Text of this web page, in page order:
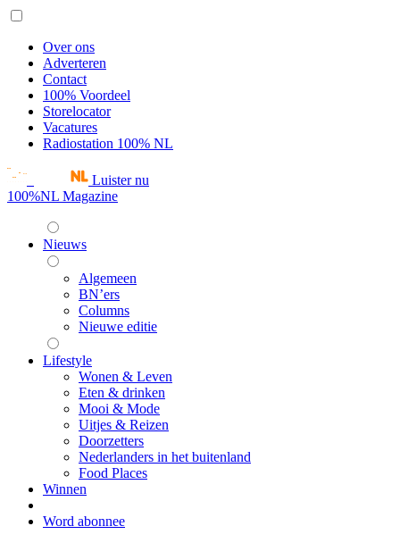
Over ons
Adverteren
Contact
100% Voordeel
Storelocator
Vacatures
Radiostation 100% NL
Luister nu
100%NL Magazine
Nieuws
Algemeen
BN’ers
Columns
Nieuwe editie
Lifestyle
Wonen & Leven
Eten & drinken
Mooi & Mode
Uitjes & Reizen
Doorzetters
Nederlanders in het buitenland
Food Places
Winnen
Word abonnee